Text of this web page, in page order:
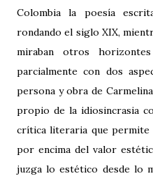
Colombia la poesía
rondando el siglo XIX,
miraban otros
parcialmente con dos
persona y obra de
propio de la idiosincrasia
crítica literaria que permite
por encima del valor
juzga lo estético desde lo